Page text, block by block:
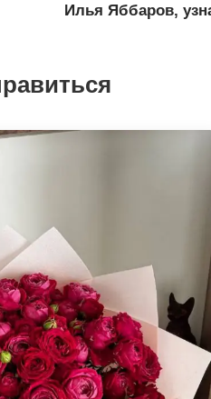
Илья Яббаров,